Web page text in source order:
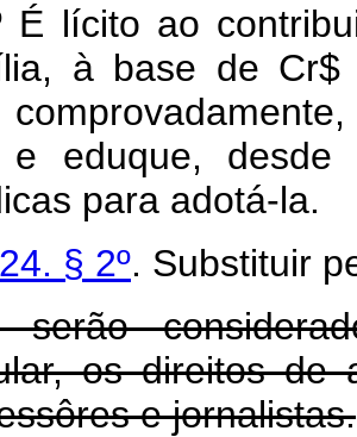
É lícito ao
à base de Cr$
e eduque, desde
para adotá-la.
§ 2º. Substituir
serão
os direitos de
e jornalistas.